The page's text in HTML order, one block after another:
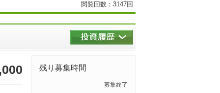
閲覧回数：3147回
残り募集時間
募集終了